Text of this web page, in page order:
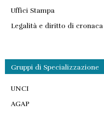
Uffici Stampa
Legalità e diritto di cronaca
Gruppi di Specializzazione
UNCI
AGAP